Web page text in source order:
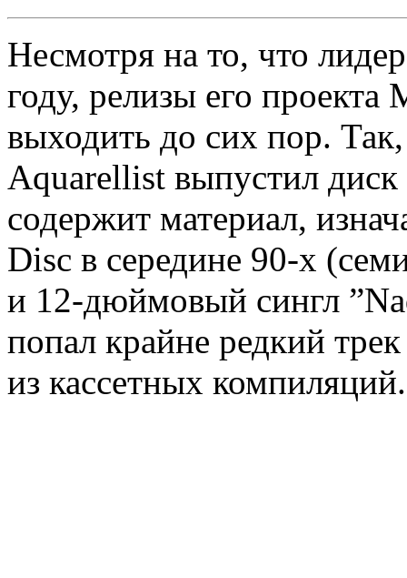
Несмотря на то, что
году, релизы его
выходить до сих пор.
Aquarellist выпустил
содержит материал,
Disc в середине 90-х
и 12-дюймовый сингл
попал крайне редкий
из кассетных